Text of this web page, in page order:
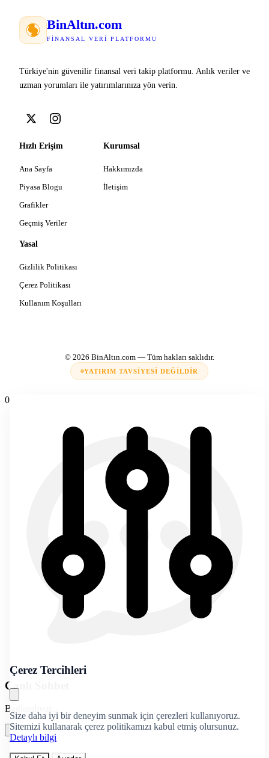
BinAltın.com
FINANSAL VERI PLATFORMU
Türkiye'nin güvenilir finansal veri takip platformu. Anlık veriler ve
uzman yorumları ile yatırımlarınıza yön verin.
Hızlı Erişim
Ana Sayfa
Piyasa Blogu
Grafikler
Geçmiş Veriler
Kurumsal
Hakkımızda
İletişim
Yasal
Gizlilik Politikası
Çerez Politikası
Kullanım Koşulları
© 2026 BinAltın.com— Tüm hakları saklıdır.
YATIRIM TAVSIYESI DEĞILDIR
Çerez Tercihleri
Size daha iyi bir deneyim sunmak için çerezleri kullanıyoruz.
Sitemizi kullanarak çerez politikamızı kabul etmiş olursunuz.
Detaylı bilgi
0
Canlı Sohbet
Bağlanılıyor...